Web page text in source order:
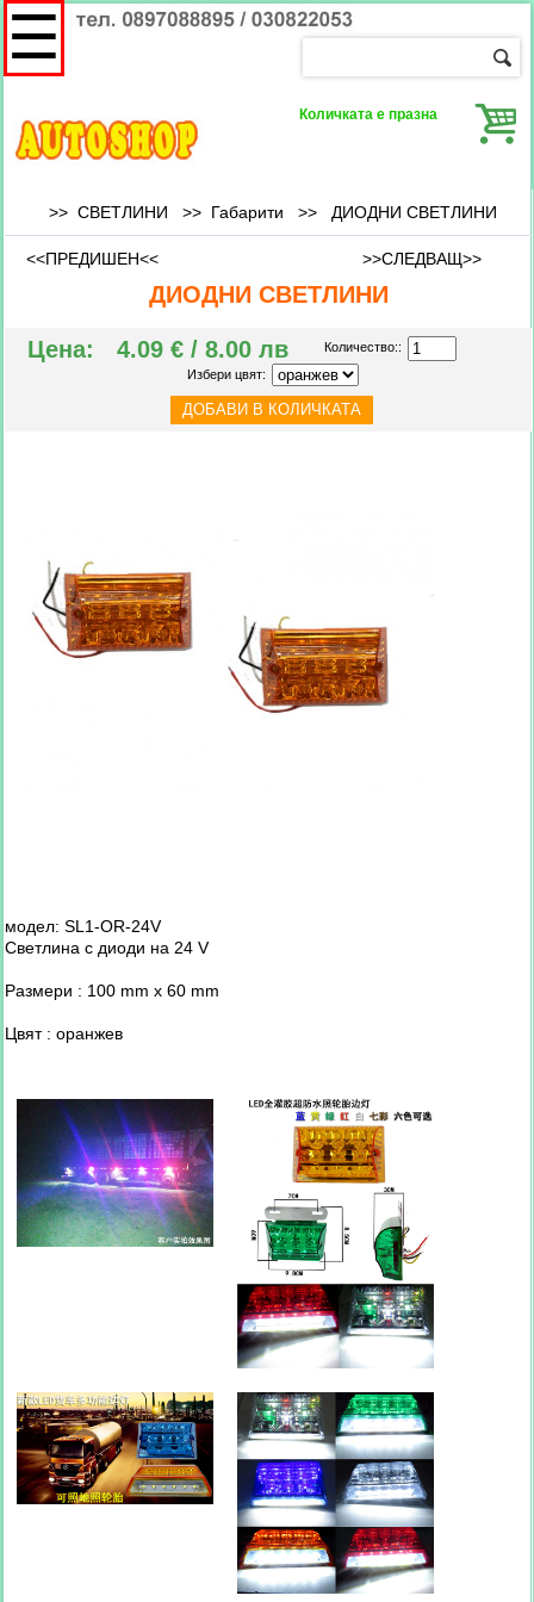
Количката е празна
☰
>> СВЕТЛИНИ >> Габарити >> ДИОДНИ СВЕТЛИНИ
<<ПРЕДИШЕН<< >>СЛЕДВАЩ>>
ДИОДНИ СВЕТЛИНИ
Цена: 4.09 € / 8.00 лв
Количество::
Избери цвят:
модел: SL1-OR-24V
Светлина с диоди на 24 V
Размери : 100 mm x 60 mm
Цвят : оранжев